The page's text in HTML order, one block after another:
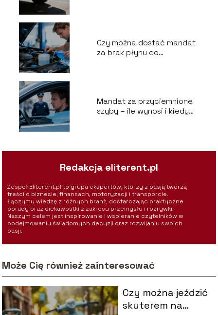
Czy można dostać mandat
za brak płynu do
Mandat za przyciemnione
szyby – ile wynosi i kiedy
Redakcja eliterent.pl
Zespół Eliterent.pl to grupa ekspertów, którzy z pasją tworzą
treści o biznesie, finansach, motoryzacji i transporcie.
Łączymy wiedzę z różnych branż, dostarczając praktyczne
porady oraz ciekawostki z zakresu przemysłu i rozrywki.
Naszym celem jest inspirowanie i wspieranie czytelników w
podejmowaniu świadomych decyzji oraz rozwijaniu swoich
pasji.
Może Cię również zainteresować
Czy można jeździć
skuterem na